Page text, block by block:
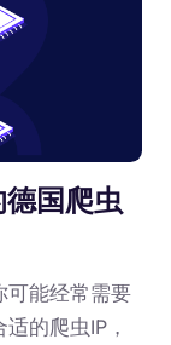
国爬虫
可能经常需要
的爬虫IP，